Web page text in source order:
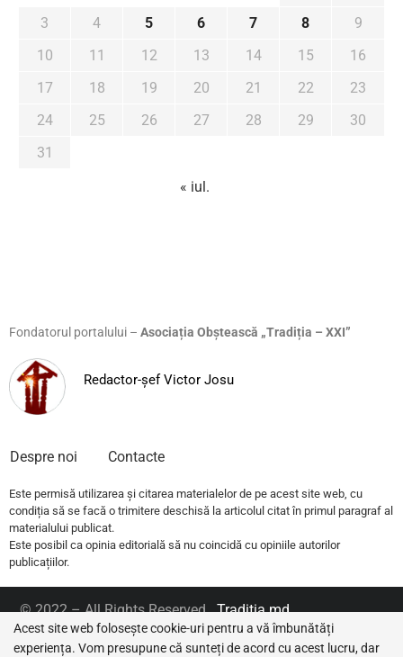
3
4 5 6 7 8
9
10
11 12 13 14 15
16
17
18 19 20 21 22
23
24
25 26 27 28 29
30
31
« iul.
Fondatorul portalului – Asociația Obștească „Tradiția – XXI”
Redactor-șef Victor Josu
Despre noi Contacte
Este permisă utilizarea și citarea materialelor de pe acest site web, cu
condiția să se facă o trimitere deschisă la articolul citat în primul paragraf al
materialului publicat.
Este posibil ca opinia editorială să nu coincidă cu opiniile autorilor
publicațiilor.
© 2022 – All Rights Reserved.Traditia.md
Acest site web folosește cookie-uri pentru a vă îmbunătăți
experiența. Vom presupune că sunteți de acord cu acest lucru, dar